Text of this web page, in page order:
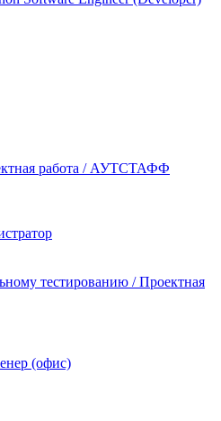
работа / АУТСТАФФ
тестированию / Проектная
(офис)